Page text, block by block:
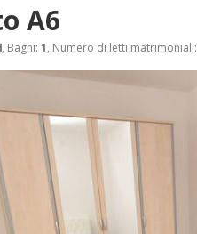
A6
, Bagni: 1, Numero di letti matrimoniali: